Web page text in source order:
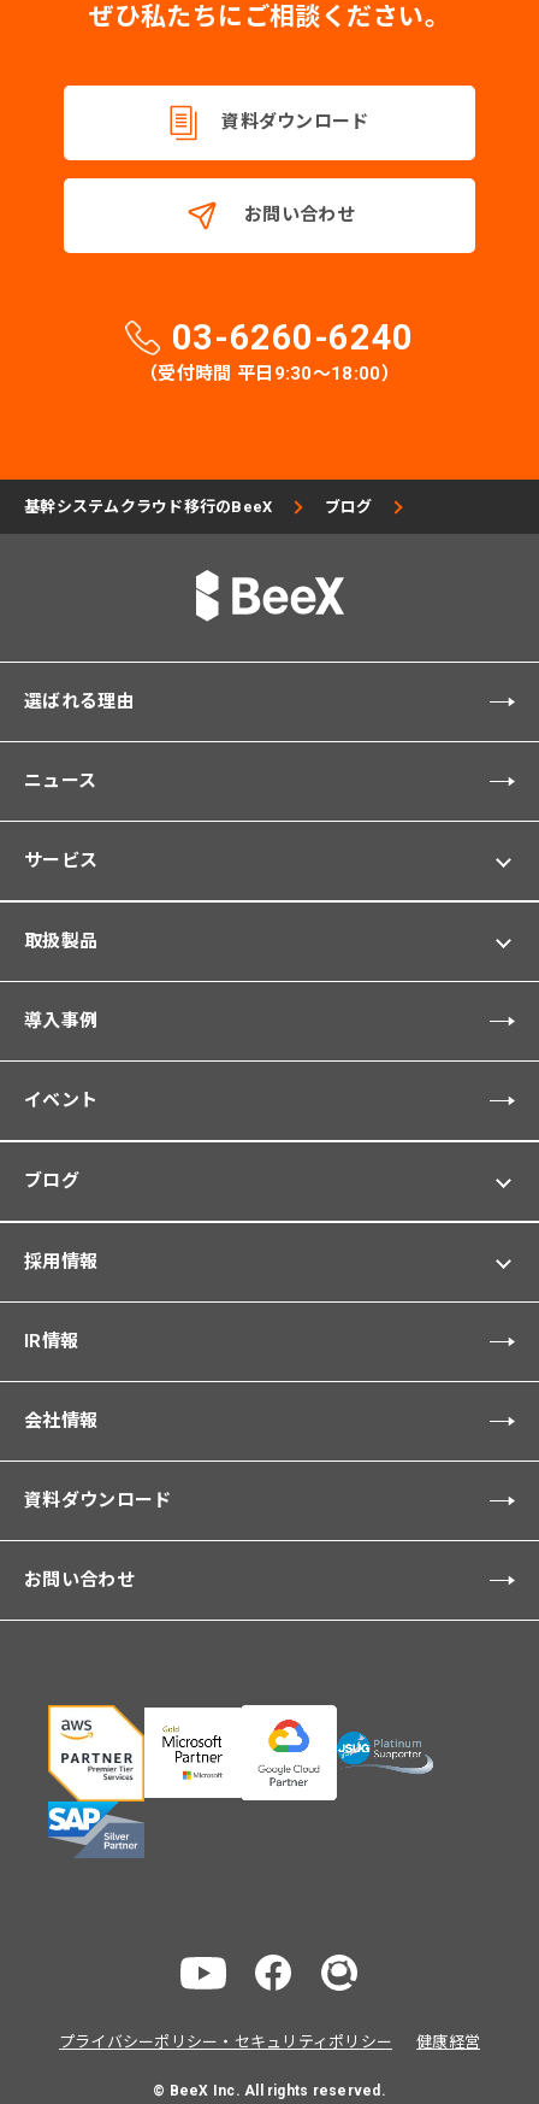
ぜひ私たちにご相談ください。
資料ダウンロード
お問い合わせ
03-6260-6240
（受付時間 平日9:30〜18:00）
基幹システムクラウド移行のBeeX ブログ
選ばれる理由
ニュース
サービス
取扱製品
導入事例
イベント
ブログ
採用情報
IR情報
会社情報
資料ダウンロード
お問い合わせ
プライバシーポリシー・セキュリティポリシー 健康経営
© BeeX Inc. All rights reserved.